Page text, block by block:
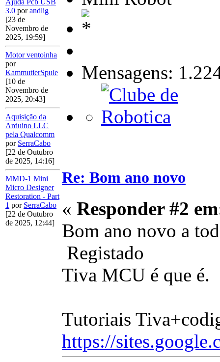
Ajuda Pcb USB
3.0 porandlig
[23 de
Novembro de
2025, 19:59]
Motor ventoinha
por
KammutierSpule
[10 de
Novembro de
2025, 20:43]
Aquisição da
Arduino LLC
pela Qualcomm
por SerraCabo
[22 de Outubro
de 2025, 14:16]
MMD-1 Mini
Micro Designer
Restoration - Part
1 por SerraCabo
[22 de Outubro
de 2025, 12:44]
Mensagens:
Re: Bom ano novo
« Responder #2
Bom ano novo a
Registado
Tiva MCU é que é.
Tutoriais
https://